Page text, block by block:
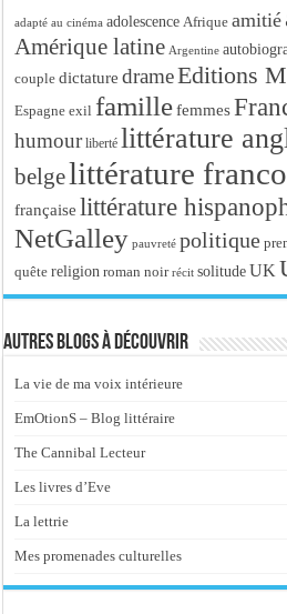
adapté au cinéma adolescence Afrique amitié
Amérique latine Argentine
couple dictature drameEditions
Espagne exil famille femmes
humour liberté littérature
belgelittérature
française littérature
NetGalley pauvreté politique
quête religion roman noir récit solitude UK
Autres blogs à découvrir
La vie de ma voix intérieure
EmOtionS – Blog littéraire
The Cannibal Lecteur
Les livres d’Eve
La lettrie
Mes promenades culturelles